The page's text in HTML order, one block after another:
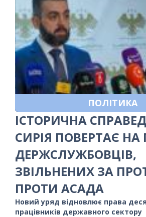
ПОЛІТИКА
ІСТОРИЧНА
СИРІЯ ПОВЕРТАЄ
ДЕРЖСЛУЖБОВЦІВ,
ЗВІЛЬНЕНИХ ЗА
ПРОТИ АСАДА
Новий уряд відновлює права
працівників державного сектору